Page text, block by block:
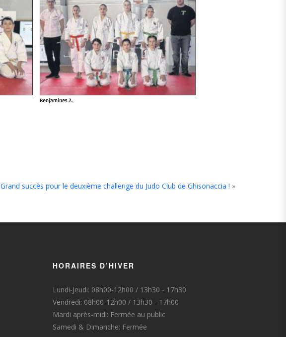
Grand succès pour le deuxième challenge du Judo Club de Ghisonaccia ! »
HORAIRES D’HIVER
Lundi-Jeudi: 08h00-12h00 / 13h30 - 17h30
Vendredi: 08h00-12h00 / 13h30 - 17h00
Mardi après-midi: Fermée au public
Samedi & Dimanche: Fermée